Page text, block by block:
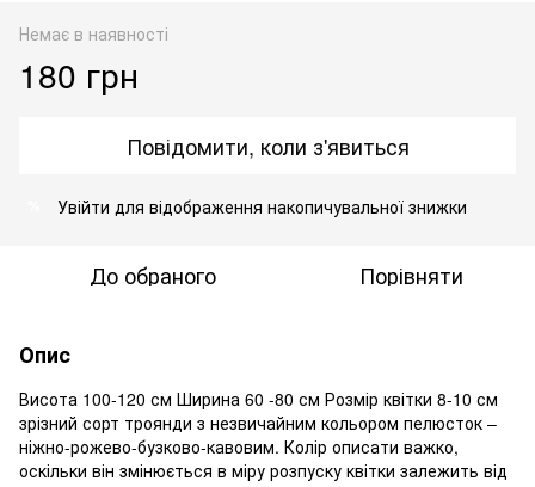
Немає в наявності
180 грн
Повідомити, коли з'явиться
Увійти для відображення накопичувальної знижки
До обраного Порівняти
Опис
Висота 100-120 см Ширина 60 -80 см Розмір квітки 8-10 см
зрізний сорт троянди з незвичайним кольором пелюсток –
ніжно-рожево-бузково-кавовим. Колір описати важко,
оскільки він змінюється в міру розпуску квітки залежить від